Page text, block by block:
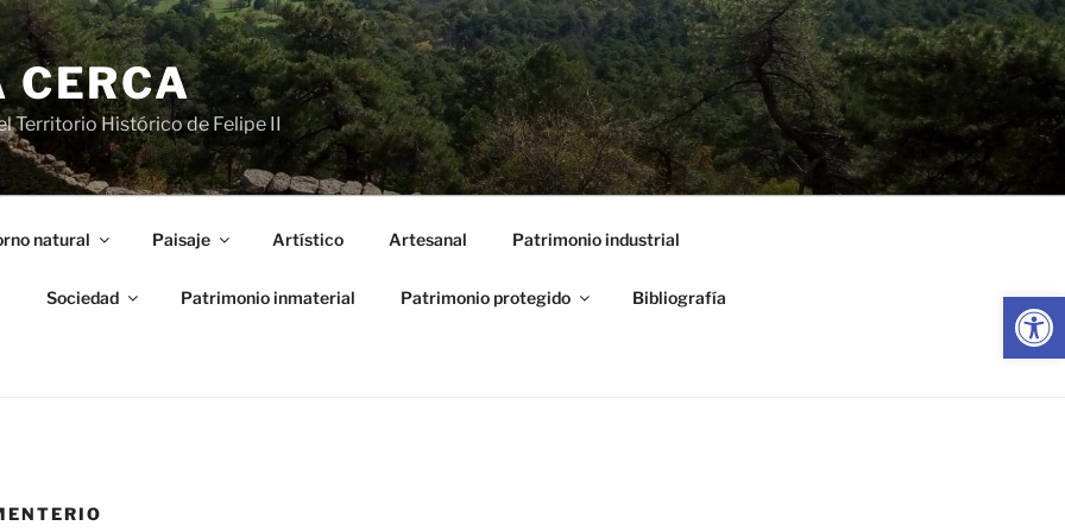
Abrir
CERCA
Territorio Histórico de Felipe II
natural Paisaje Artístico Artesanal Patrimonio industrial
Sociedad Patrimonio inmaterial Patrimonio protegido Bibliografía